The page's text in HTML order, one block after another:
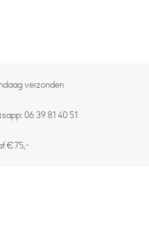
verzonden
06 39 81 40 51
€75,-